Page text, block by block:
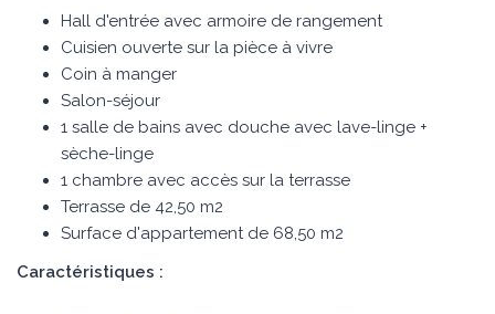
Hall d'entrée avec armoire de rangement
Cuisien ouverte sur la pièce à vivre
Coin à manger
Salon-séjour
1 salle de bains avec douche avec lave-linge +
sèche-linge
1 chambre avec accès sur la terrasse
Terrasse de 42,50 m2
Surface d'appartement de 68,50 m2
Caractéristiques :